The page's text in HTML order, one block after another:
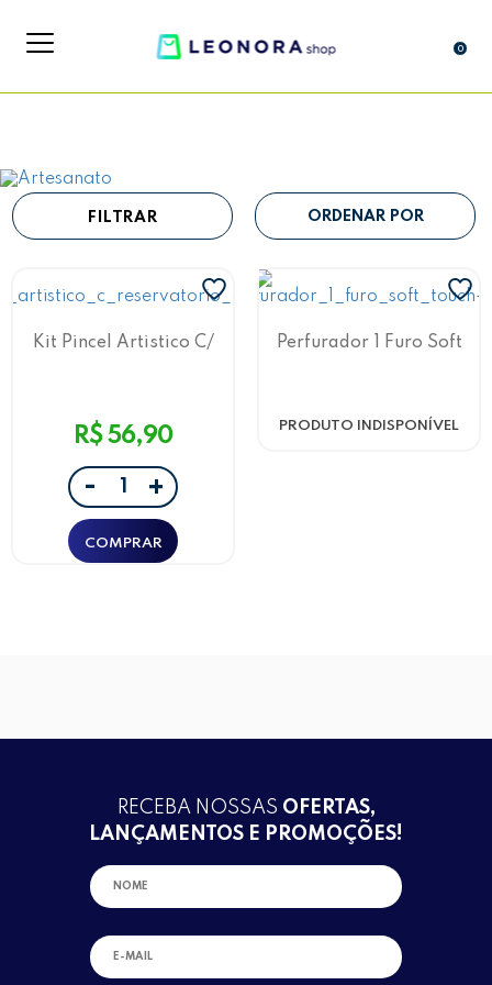
0
FILTRAR
Kit Pincel Artistico C/
R$ 56,90
- +
Perfurador 1 Furo Soft
PRODUTO INDISPONÍVEL
RECEBA NOSSAS OFERTAS,
LANÇAMENTOS E PROMOÇÕES!